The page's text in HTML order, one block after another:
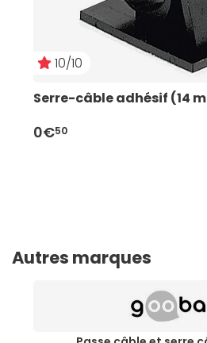
10/10
Serre-câble adhésif (14
0€50
Autres marques